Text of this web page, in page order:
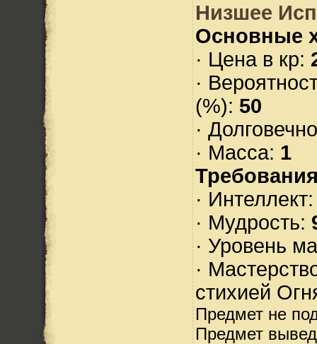
Низшее
Основные
· Цена в кр:
·
(%): 50
·
· Масса: 1
·
· Мудрость:
· Уровень
·
стихией
Предмет не
Предмет